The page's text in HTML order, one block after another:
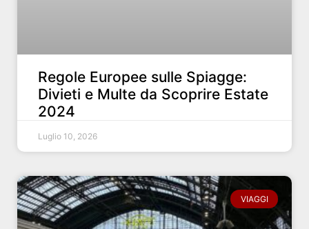
Regole Europee sulle Spiagge:
Divieti e Multe da Scoprire Estate
2024
Luglio 10, 2026
VIAGGI